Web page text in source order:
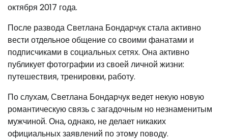
октября 2017 года.
После развода Светлана Бондарчук стала активно
вести отдельное общение со своими фанатами и
подписчиками в социальных сетях. Она активно
публикует фотографии из своей личной жизни:
путешествия, тренировки, работу.
По слухам, Светлана Бондарчук ведет некую новую
романтическую связь с загадочным но незнаменитым
мужчиной. Она, однако, не делает никаких
официальных заявлений по этому поводу.